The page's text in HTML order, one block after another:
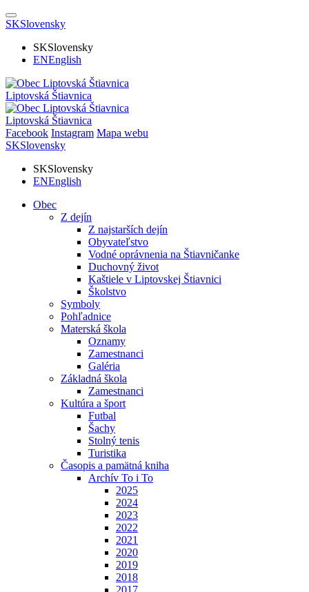
SKSlovensky
SKSlovensky
ENEnglish
Liptovská Štiavnica
Liptovská Štiavnica
Facebook Instagram Mapa webu
SKSlovensky
SKSlovensky
ENEnglish
Obec
Z dejín
Z najstarších dejín
Obyvateľstvo
Vodné oprávnenia na Štiavničanke
Duchovný život
Kaštiele v Liptovskej Štiavnici
Školstvo
Symboly
Pohľadnice
Materská škola
Oznamy
Zamestnanci
Galéria
Základná škola
Zamestnanci
Kultúra a šport
Futbal
Šachy
Stolný tenis
Turistika
Časopis a pamätná kniha
Archív To i To
2025
2024
2023
2022
2021
2020
2019
2018
2017